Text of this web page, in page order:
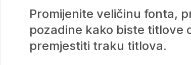
Promijenite veličinu fonta,
pozadine kako biste titlove
premjestiti traku titlova.